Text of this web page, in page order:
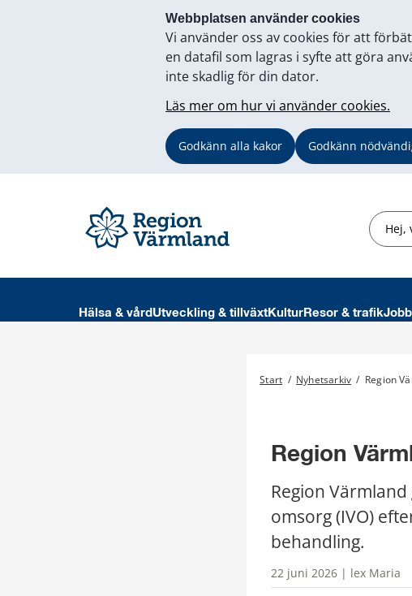
Webbplatsen använder cookies
Vi använder oss av cookies för att
en datafil som lagras i syfte att göra
inte skadlig för din dator.
Läs mer om hur vi använder cookies.
Godkänn alla kakor Godkänn
Sök
Hälsa & vård Utveckling & tillväxtKulturResor & trafik
Start / Nyhetsarkiv / Region
Region
Region
omsorg (IVO)
behandling.
22 juni 2026 | lex Maria